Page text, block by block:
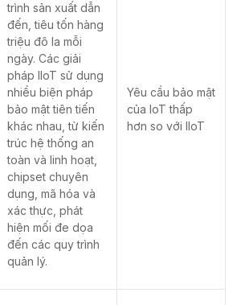
trình sản xuất dẫn
đến, tiêu tốn hàng
triệu đô la mỗi
ngày. Các giải
pháp IIoT sử dụng
nhiều biện pháp
bảo mật tiên tiến
khác nhau, từ kiến
​​trúc hệ thống an
toàn và linh hoạt,
chipset chuyên
dụng, mã hóa và
xác thực, phát
hiện mối đe dọa
đến các quy trình
quản lý.
Yêu cầu bảo mật
của IoT thấp
hơn so với IIoT